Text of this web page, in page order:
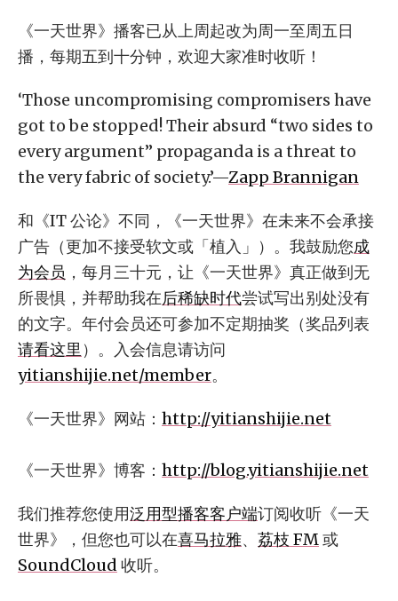
《一天世界》播客已从上周起改为周一至周五日
播，每期五到十分钟，欢迎大家准时收听！
‘Those uncompromising compromisers have
got to be stopped! Their absurd “two sides to
every argument” propaganda is a threat to
the very fabric of society.’—Zapp Brannigan
和《IT 公论》不同，《一天世界》在未来不会承接
广告（更加不接受软文或「植入」）。我鼓励您成
为会员 ，每月三十元，让《一天世界》真正做到无
所畏惧，并帮助我在后稀缺时代尝试写出别处没有
的文字。年付会员还可参加不定期抽奖（奖品列表
请看这里 ）。入会信息请访问
yitianshijie.net/member。
《一天世界》网站： http://yitianshijie.net
《一天世界》博客： http://blog.yitianshijie.net
我们推荐您使用泛用型播客客户端订阅收听《一天
世界》，但您也可以在喜马拉雅、 荔枝 FM或
SoundCloud 收听。